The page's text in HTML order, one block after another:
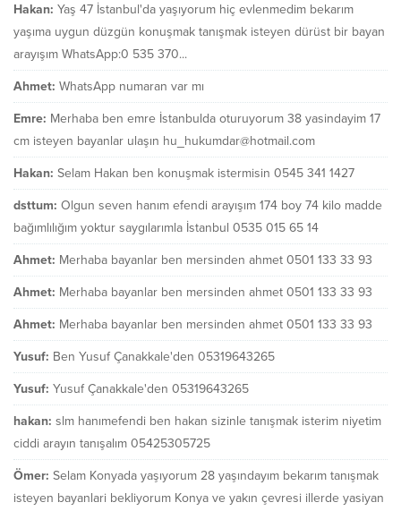
Hakan: Yaş 47 İstanbul'da yaşıyorum hiç evlenmedim bekarım
yaşıma uygun düzgün konuşmak tanışmak isteyen dürüst bir bayan
arayışım WhatsApp:0 535 370...
Ahmet: WhatsApp numaran var mı
Emre: Merhaba ben emre İstanbulda oturuyorum 38 yasindayim 17
cm isteyen bayanlar ulaşın hu_hukumdar@hotmail.com
Hakan: Selam Hakan ben konuşmak istermisin 0545 341 1427
dsttum: Olgun seven hanım efendi arayışım 174 boy 74 kilo madde
bağımlılığım yoktur saygılarımla İstanbul 0535 015 65 14
Ahmet: Merhaba bayanlar ben mersinden ahmet 0501 133 33 93
Ahmet: Merhaba bayanlar ben mersinden ahmet 0501 133 33 93
Ahmet: Merhaba bayanlar ben mersinden ahmet 0501 133 33 93
Yusuf: Ben Yusuf Çanakkale'den 05319643265
Yusuf: Yusuf Çanakkale'den 05319643265
hakan: slm hanımefendi ben hakan sizinle tanışmak isterim niyetim
ciddi arayın tanışalım 05425305725
Ömer: Selam Konyada yaşıyorum 28 yaşındayım bekarım tanışmak
isteyen bayanlari bekliyorum Konya ve yakın çevresi illerde yasiyan